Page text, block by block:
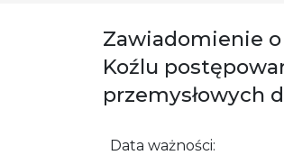
Zawiadomienie
Koźlu
przemysłowych
Data ważności: